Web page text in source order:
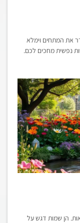
את המתחים וימלא
נפשית מחכים לכם.
הן שמות דגש על